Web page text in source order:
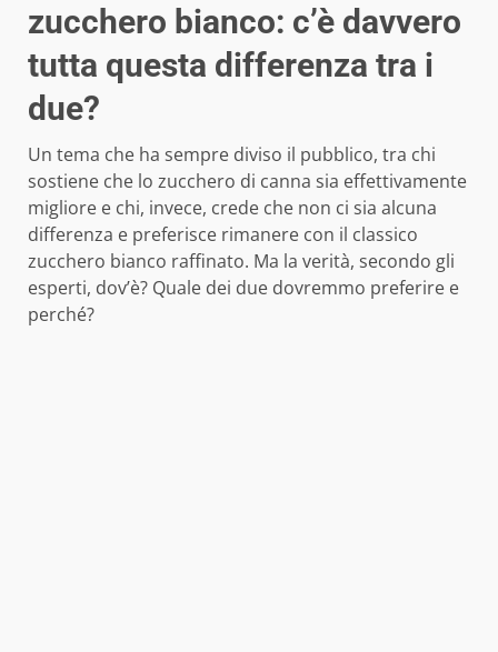
zucchero bianco: c’è davvero
tutta questa differenza tra i
due?
Un tema che ha sempre diviso il pubblico, tra chi
sostiene che lo zucchero di canna sia effettivamente
migliore e chi, invece, crede che non ci sia alcuna
differenza e preferisce rimanere con il classico
zucchero bianco raffinato. Ma la verità, secondo gli
esperti, dov’è? Quale dei due dovremmo preferire e
perché?